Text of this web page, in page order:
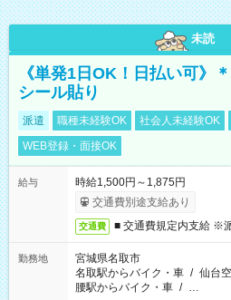
未読
《単発1日OK！日払い可》
シール貼り
派遣 職種未経験OK 社会人未経験OK
WEB登録・面接OK
給与
時給1,500円～1,875円
交通費別途支給あり
交通費 ■ 交通費規定内支給 ※
勤務地
宮城県名取市
名取駅からバイク・車 / 仙台
腰駅からバイク・車 / …